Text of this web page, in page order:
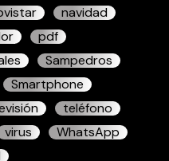
navidad
pdf
Sampedros
Smartphone
teléfono
virus
WhatsApp